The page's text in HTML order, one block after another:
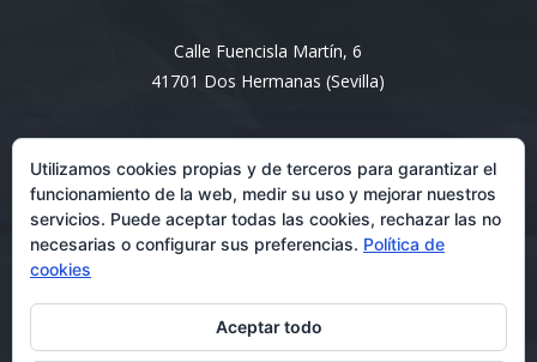
Calle Fuencisla Martín, 6
41701 Dos Hermanas (Sevilla)
Email:
info@entre4abogados.com
Utilizamos cookies propias y de terceros para garantizar el
funcionamiento de la web, medir su uso y mejorar nuestros
servicios. Puede aceptar todas las cookies, rechazar las no
necesarias o configurar sus preferencias. Política de
cookies
Aceptar todo